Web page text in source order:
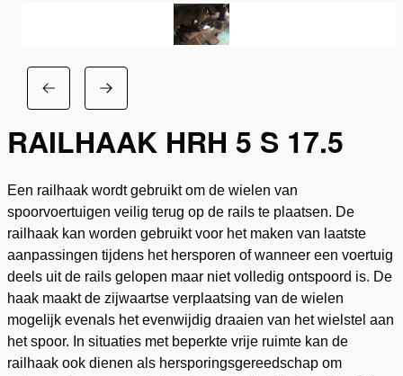
RAILHAAK HRH 5 S 17.5
Een railhaak wordt gebruikt om de wielen van
spoorvoertuigen veilig terug op de rails te plaatsen. De
railhaak kan worden gebruikt voor het maken van laatste
aanpassingen tijdens het hersporen of wanneer een voertuig
deels uit de rails gelopen maar niet volledig ontspoord is. De
haak maakt de zijwaartse verplaatsing van de wielen
mogelijk evenals het evenwijdig draaien van het wielstel aan
het spoor. In situaties met beperkte vrije ruimte kan de
railhaak ook dienen als hersporingsgereedschap om